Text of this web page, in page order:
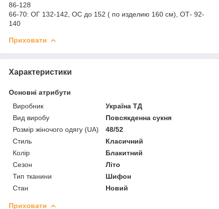
86-128
66-70: ОГ 132-142, ОС до 152 ( по изделию 160 см), ОТ- 92-
140
Приховати
Характеристики
Основні атрибути
Виробник
Україна ТД
Вид виробу
Повсякденна сукня
Розмір жіночого одягу (UA)
48/52
Стиль
Класичний
Колір
Блакитний
Сезон
Літо
Тип тканини
Шифон
Стан
Новий
Приховати